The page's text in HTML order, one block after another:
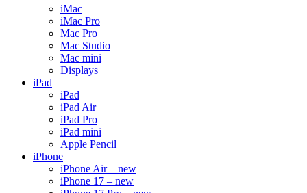
iMac
iMac Pro
Mac Pro
Mac Studio
Mac mini
Displays
iPad
iPad
iPad Air
iPad Pro
iPad mini
Apple Pencil
iPhone
iPhone Air – new
iPhone 17 – new